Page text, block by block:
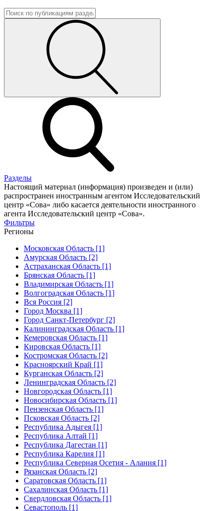
Разделы
Настоящий материал (информация) произведен и (или)
распространен иностранным агентом Исследовательский
центр «Сова» либо касается деятельности иностранного
агента Исследовательский центр «Сова».
Фильтры
Регионы
Московская Область [1]
Амурская Область [2]
Астраханская Область [1]
Брянская Область [1]
Владимирская Область [1]
Волгоградская Область [1]
Вся Россия [2]
Город Москва [1]
Город Санкт-Петербург [2]
Калининградская Область [1]
Кемеровская Область [1]
Кировская Область [1]
Костромская Область [2]
Красноярский Край [1]
Курганская Область [2]
Ленинградская Область [2]
Новгородская Область [1]
Новосибирская Область [1]
Пензенская Область [1]
Псковская Область [2]
Республика Адыгея [1]
Республика Алтай [1]
Республика Дагестан [1]
Республика Карелия [1]
Республика Северная Осетия - Алания [1]
Рязанская Область [2]
Саратовская Область [1]
Сахалинская Область [1]
Свердловская Область [1]
Севастополь [1]